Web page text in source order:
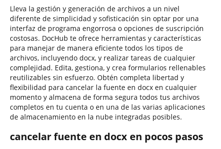
Lleva la gestión y generación de archivos a un nivel
diferente de simplicidad y sofisticación sin optar por una
interfaz de programa engorrosa o opciones de suscripción
costosas. DocHub te ofrece herramientas y características
para manejar de manera eficiente todos los tipos de
archivos, incluyendo docx, y realizar tareas de cualquier
complejidad. Edita, gestiona, y crea formularios rellenables
reutilizables sin esfuerzo. Obtén completa libertad y
flexibilidad para cancelar la fuente en docx en cualquier
momento y almacena de forma segura todos tus archivos
completos en tu cuenta o en una de las varias aplicaciones
de almacenamiento en la nube integradas posibles.
cancelar fuente en docx en pocos pasos